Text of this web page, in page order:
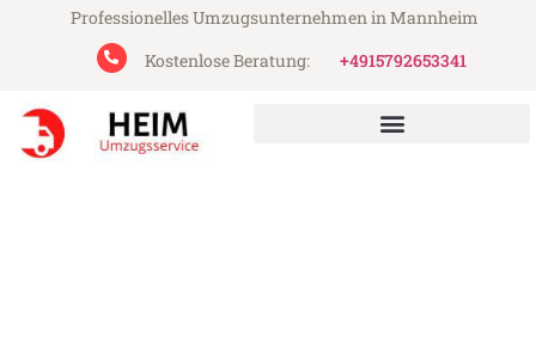
Professionelles Umzugsunternehmen in Mannheim
Kostenlose Beratung:
+4915792653341